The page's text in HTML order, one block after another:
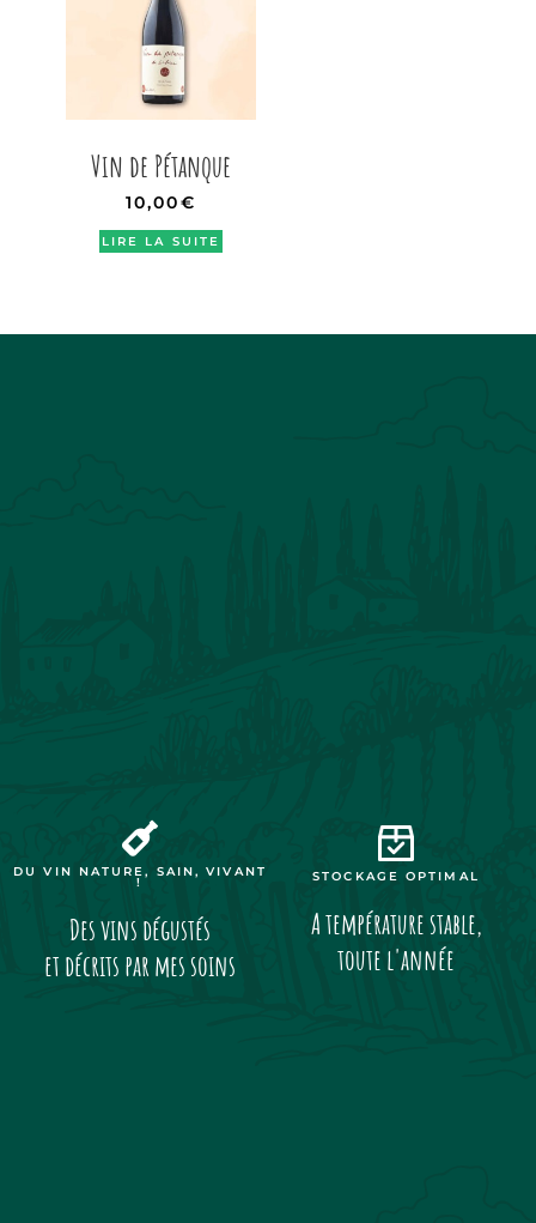
Vin de Pétanque
10,00€
LIRE LA SUITE
DU VIN NATURE, SAIN, VIVANT
!
Des vins dégustés
et décrits par mes soins
STOCKAGE OPTIMAL
A température stable,
toute l'année